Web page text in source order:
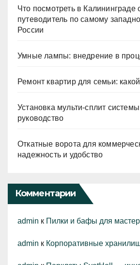
Что посмотреть в Калининграде
путеводитель по самому
России
Умные лампы: внедрение в
Ремонт квартир для семьи:
Установка мульти-сплит
руководство
Откатные ворота для
надежность и удобство
Комментарии
admin к Пилки и бафы для
admin к Корпоративные